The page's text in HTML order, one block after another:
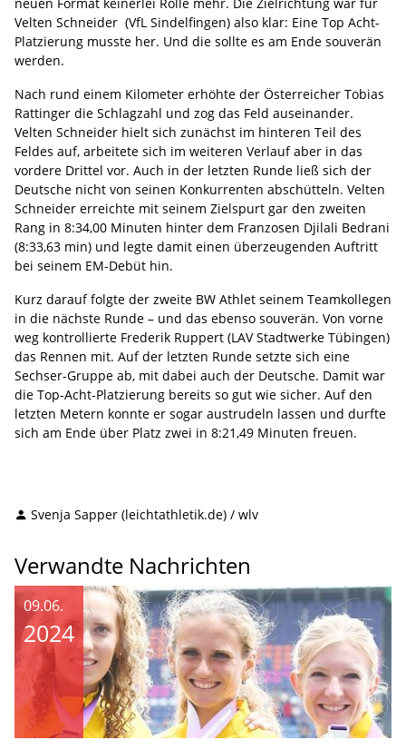
Velten Schneider (VfL Sindelfingen) also klar: Eine Top Acht-
Platzierung musste her. Und die sollte es am Ende souverän
werden.
Nach rund einem Kilometer erhöhte der Österreicher Tobias
Rattinger die Schlagzahl und zog das Feld auseinander.
Velten Schneider hielt sich zunächst im hinteren Teil des
Feldes auf, arbeitete sich im weiteren Verlauf aber in das
vordere Drittel vor. Auch in der letzten Runde ließ sich der
Deutsche nicht von seinen Konkurrenten abschütteln. Velten
Schneider erreichte mit seinem Zielspurt gar den zweiten
Rang in 8:34,00 Minuten hinter dem Franzosen Djilali Bedrani
(8:33,63 min) und legte damit einen überzeugenden Auftritt
bei seinem EM-Debüt hin.
Kurz darauf folgte der zweite BW Athlet seinem Teamkollegen
in die nächste Runde – und das ebenso souverän. Von vorne
weg kontrollierte Frederik Ruppert (LAV Stadtwerke Tübingen)
das Rennen mit. Auf der letzten Runde setzte sich eine
Sechser-Gruppe ab, mit dabei auch der Deutsche. Damit war
die Top-Acht-Platzierung bereits so gut wie sicher. Auf den
letzten Metern konnte er sogar austrudeln lassen und durfte
sich am Ende über Platz zwei in 8:21,49 Minuten freuen.
Svenja Sapper (leichtathletik.de) / wlv
Verwandte Nachrichten
09.06.
2024